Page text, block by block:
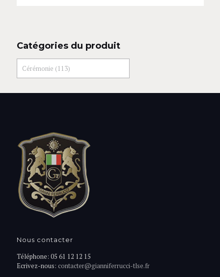
Catégories du produit
Nous contacter
Téléphone: 05 61 12 12 15
Ecrivez-nous: contacter@gianniferrucci-tlse.fr